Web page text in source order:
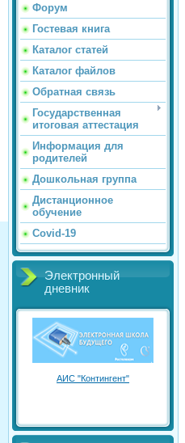
Форум
Гостевая книга
Каталог статей
Каталог файлов
Обратная связь
Государственная
итоговая аттестация
Информация для
родителей
Дошкольная группа
Дистанционное
обучение
Covid-19
Электронный
дневник
АИС "Контингент"